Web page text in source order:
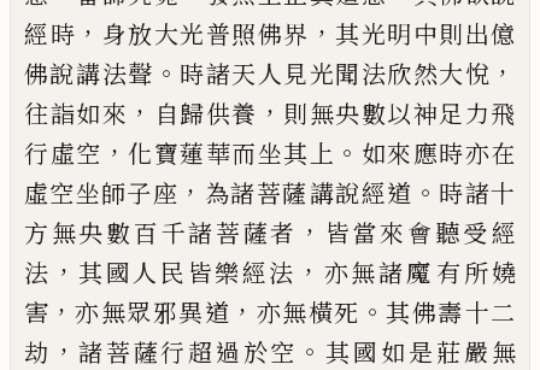
經時 ， 身放大光普照佛界 ， 其光明中則出億
佛說講法聲 。 時諸天人見光聞法欣然大悅 ，
往詣如來 ， 自歸供養 ， 則無央數以神足力飛
行虛空 ， 化寶蓮華而坐其上 。 如來應時亦在
虛空坐師子座 ， 為諸菩薩講說經道 。 時諸十
方無央數百千諸菩薩者 ， 皆當來會聽受經
法 ， 其國人民皆樂經法 ， 亦無諸魔 有所嬈
害 ， 亦無眾邪異道 ， 亦無橫死 。 其佛壽十二
劫 ， 諸菩薩行超過於空 。 其國如是莊嚴無